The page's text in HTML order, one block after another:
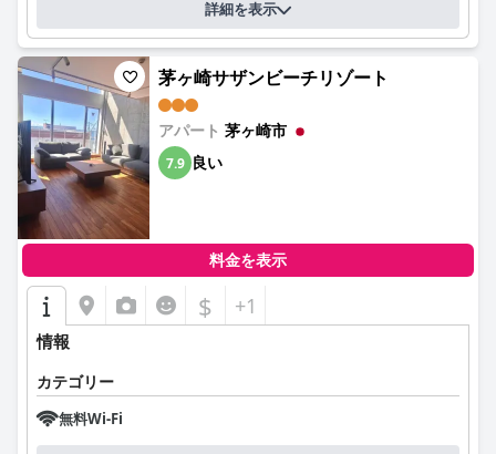
詳細を表示
茅ヶ崎サザンビーチリゾート
アパート 茅ヶ崎市
7.9 良い
料金を表示
$ +1
情報
カテゴリー
無料Wi-Fi